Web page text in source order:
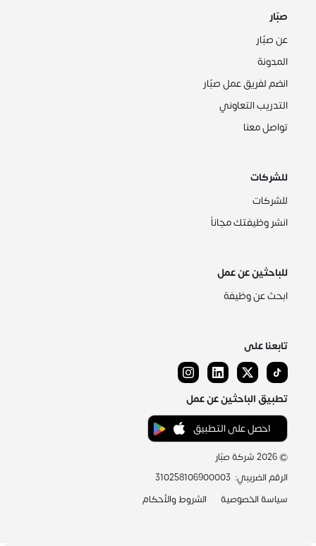
صبّار
عن صبّار
المدونة
انضم لفريق عمل صبّار
التدريب التعاوني
تواصل معنا
للشركات
للشركات
انشر وظيفتك مجاناً
للباحثين عن عمل
ابحث عن وظيفة
تابعنا على
تطبيق الباحثين عن عمل
احصل على التطبيق
©
2026شركة صبّار
الرقم الضريبي:
310258106900003
سياسة الخصوصية
الشروط والأحكام